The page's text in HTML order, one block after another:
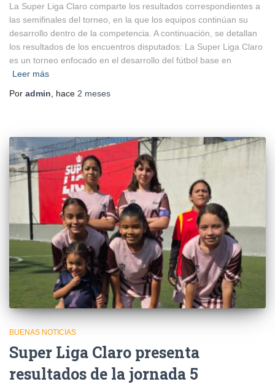
La Super Liga Claro comparte los resultados correspondientes a
las semifinales del torneo, en la que los equipos continúan su
desarrollo dentro de la competencia. A continuación, se detallan
los resultados de los encuentros disputados: La Super Liga Claro
es un torneo enfocado en el desarrollo del fútbol base en
Leer más
Por admin , hace 2 meses
BUENAS NOTICIAS
Super Liga Claro presenta
resultados de la jornada 5